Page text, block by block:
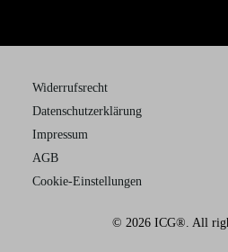
Widerrufsrecht
Datenschutzerklärung
Impressum
AGB
Cookie-Einstellungen
© 2026 ICG®. All